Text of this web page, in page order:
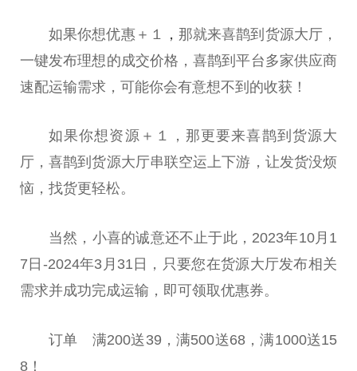
如果你想优惠＋１ ， 那就来喜鹊到货源大厅，
一键发布理想的成交价格，喜鹊到平台多家供应商
速配运输需求，可能你会有意想不到的收获！
如果你想资源＋１，那更要来喜鹊到货源大
厅，喜鹊到货源大厅串联空运上下游，让发货没烦
恼，找货更轻松。
当然，小喜的诚意还不止于此，2023年10月1
7日-2024年3月31日，只要您在货源大厅发布相关
需求并成功完成运输，即可领取优惠券。
订单 满200送39，满500送68，满1000送15
8！